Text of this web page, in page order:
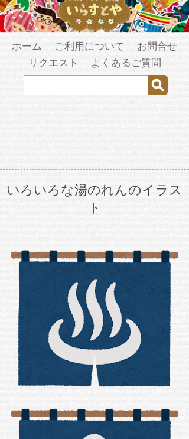
ホーム ご利用について
お問合せ
リクエスト
よくあるご質問
いろいろな湯のれんのイラス
ト